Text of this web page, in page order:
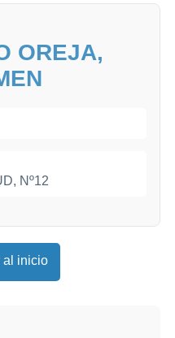
OREJA,
Nº12
al inicio